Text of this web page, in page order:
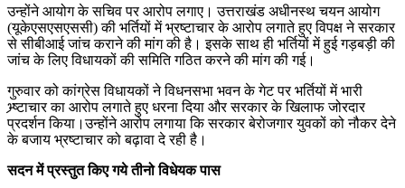
उन्होंने आयोग के सचिव पर आरोप लगाए। उत्तराखंड अधीनस्थ चयन आयोग
(यूकेएसएसएससी) की भर्तियों में भ्रष्टाचार के आरोप लगाते हुए विपक्ष ने सरकार
से सीबीआई जांच कराने की मांग की है। इसके साथ ही भर्तियों में हुई गड़बड़ी की
जांच के लिए विधायकों की समिति गठित करने की मांग की गई।
गुरुवार को कांग्रेस विधायकों ने विधनसभा भवन के गेट पर भर्तियों में भारी
भ्र्ष्टाचार का आरोप लगाते हुए धरना दिया और सरकार के खिलाफ जोरदार
प्रदर्शन किया।उन्होंने आरोप लगाया कि सरकार बेरोजगार युवकों को नौकर देने
के बजाय भ्रष्टाचार को बढ़ावा दे रही है।
सदन में प्रस्तुत किए गये तीनो विधेयक पास